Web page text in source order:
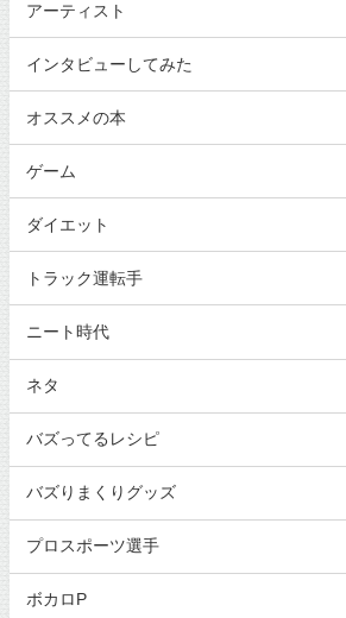
アーティスト
インタビューしてみた
オススメの本
ゲーム
ダイエット
トラック運転手
ニート時代
ネタ
バズってるレシピ
バズりまくりグッズ
プロスポーツ選手
ボカロP